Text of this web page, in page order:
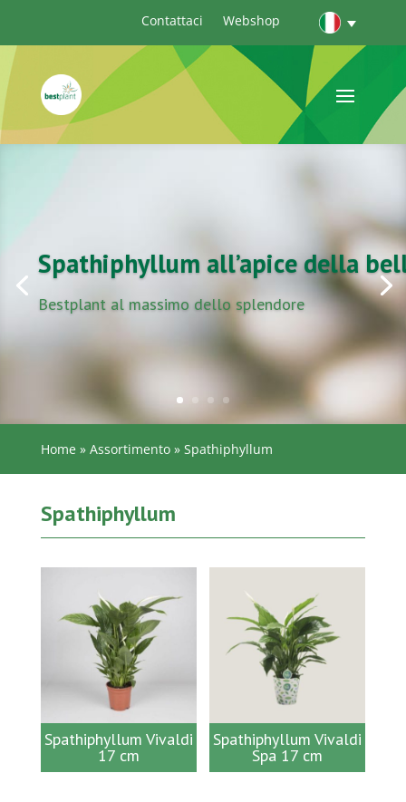
Contattaci Webshop
Spathiphyllum all’apice della
Bestplant al massimo dello splendore
Home » Assortimento» Spathiphyllum
Spathiphyllum
Spathiphyllum Vivaldi
17 cm
Spathiphyllum Vivaldi
Spa 17 cm